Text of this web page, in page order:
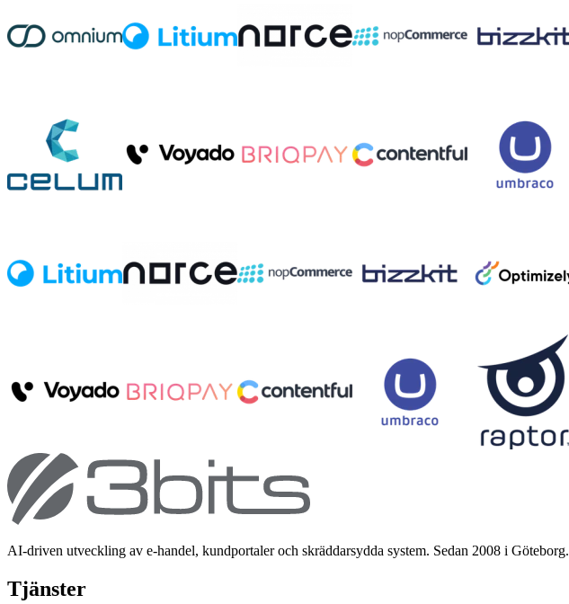
AI-driven utveckling av e-handel, kundportaler och skräddarsydda system. Sedan 2008 i Göteborg.
Tjänster